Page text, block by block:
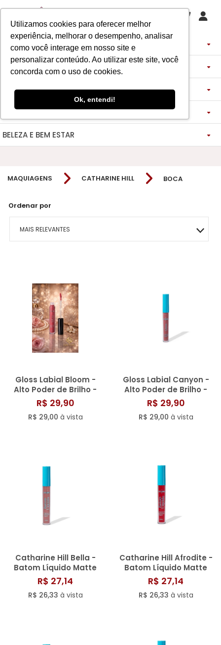
Utilizamos cookies para oferecer melhor
experiência, melhorar o desempenho, analisar
como você interage em nosso site e
personalizar conteúdo. Ao utilizar este site, você
concorda com o uso de cookies.
Ok, entendi!
PERFUMES
IMPORTADOS
FEMININO
MASCULINO
ÁRABES
FEMININO
MASCULINO
SEMI SELETIVO
FEMININO
-------------
FEMININO
MASCULINO
MINIATURAS 25ML
BRAND COLLECTION
ÁRABE COLLECTION
BODY SPLASH
HIDRATANTES
DECANTS
DECANTS DE LUXO
DECANTS ÁRABES
DESCOBERTAS
ASSINATURA DE PERFUME
ASSINATURA ROUPA
BLAZER
VESTIDOS
BOLSAS
MAQUIAGENS
LADY BEAUTY
ROSTO
BOCA
OLHOS
ROSTO
RUBY ROSE
BOCA
OLHOS
MELU
BOCA
MACRILAN
BELEZA E BEM ESTAR
MAGNUS - ENERGIA
FEM-SAÚDE MULHER
HOMO – VIGOR
NOSSO DIFERENCIAL
TECNOLOGIA MICELIZAÇÃO
DETOX ESSENCE
MAIS VITALIDADE
SONO TRANQUILO
CORAÇÃO SADIO
METABOLISMO
RESPIRAÇÃO LIVRE
MOBILIDADE ÓSSEA
FORÇA CORPORAL
FORÇA CAPILAR
FOCO MENTAL
MAQUIAGENS CATHARINE HILL BOCA
Ordenar por
MAIS RELEVANTES
MAIOR PREÇO
A - Z
Gloss Labial Bloom -
Alto Poder de Brilho -
Catharine Hill
R$ 29,90
R$ 29,00 à vista
Gloss Labial Canyon -
Alto Poder de Brilho -
Catharine Hill
R$ 29,90
R$ 29,00 à vista
Catharine Hill Bella -
Batom Líquido Matte
3,8m
R$ 27,14
R$ 26,33 à vista
Catharine Hill Afrodite -
Batom Líquido Matte
3,8ml
R$ 27,14
R$ 26,33 à vista